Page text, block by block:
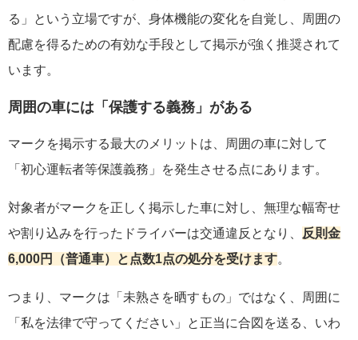
る」という立場ですが、身体機能の変化を自覚し、周囲の
配慮を得るための有効な手段として掲示が強く推奨されて
います。
周囲の車には「保護する義務」がある
マークを掲示する最大のメリットは、周囲の車に対して
「初心運転者等保護義務」を発生させる点にあります。
対象者がマークを正しく掲示した車に対し、無理な幅寄せ
や割り込みを行ったドライバーは交通違反となり、
反則金
6,000円（普通車）と点数1点の処分を受けます。
つまり、マークは「未熟さを晒すもの」ではなく、周囲に
「私を法律で守ってください」と正当に合図を送る、いわ